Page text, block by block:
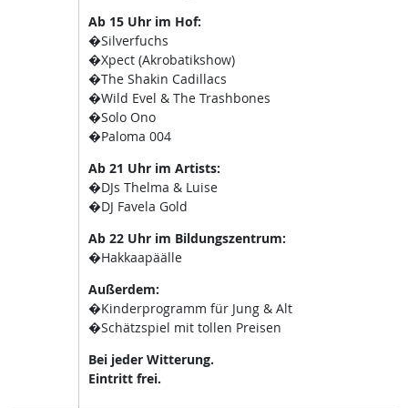
Ab 15 Uhr im Hof:
�Silverfuchs
�Xpect (Akrobatikshow)
�The Shakin Cadillacs
�Wild Evel & The Trashbones
�Solo Ono
�Paloma 004
Ab 21 Uhr im Artists:
�DJs Thelma & Luise
�DJ Favela Gold
Ab 22 Uhr im Bildungszentrum:
�Hakkaapäälle
Außerdem:
�Kinderprogramm für Jung & Alt
�Schätzspiel mit tollen Preisen
Bei jeder Witterung.
Eintritt frei.